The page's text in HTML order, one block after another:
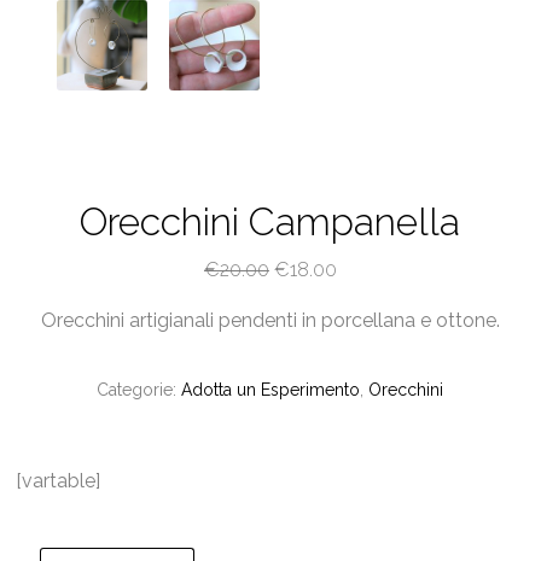
Orecchini Campanella
€20.00 Il
originale
€20.00.
€18.00Il
€18.00.
Orecchini artigianali pendenti in porcellana e ottone.
Categorie:Adotta un Esperimento, Orecchini
[vartable]